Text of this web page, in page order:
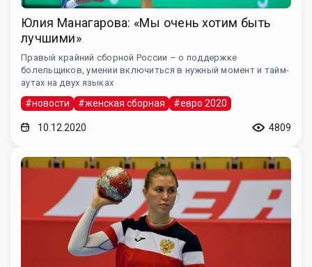
Юлия Манагарова: «Мы очень хотим быть
лучшими»
Правый крайний сборной России – о поддержке
болельщиков, умении включиться в нужный момент и тайм-
аутах на двух языках
#новости #женская сборная #евро 2020
10.12.2020 4809